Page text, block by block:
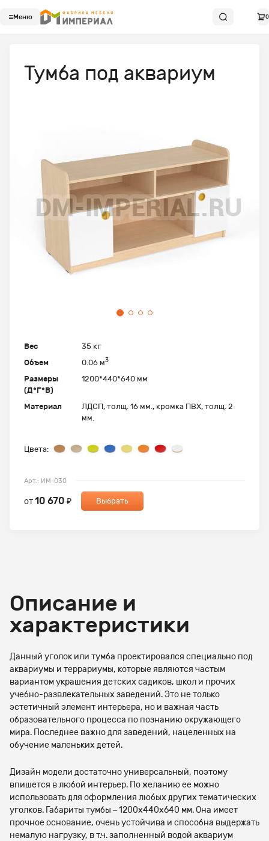
Меню 0
Вес
35 кг
Объем
0.06 м3
Размеры
(Д*Г*В)
1200*440*640 мм
Материал
ЛДСП, толщ. 16 мм., кромка ПВХ, толщ. 2
мм.
Цвета:
Арт.: ИМ-030
от10 670 ₽ Выбрать
Тумба под аквариум
Описание и
характеристики
Данный уголок или тумба проектировался специально под
аквариумы и террариумы, которые являются частым
вариантом украшения детских садиков, школ и прочих
учебно-развлекательных заведений. Это не только
эстетичный элемент интерьера, но и важная часть
образовательного процесса по познанию окружающего
мира. Последнее важно для заведений, нацеленных на
обучение маленьких детей.
Дизайн модели достаточно универсальный, поэтому
впишется в любой интерьер. По желанию ее можно
использовать для оформления любых других тематических
уголков. Габариты тумбы – 1200х440х640 мм. Она имеет
прочное основание, очень устойчива и способна выдержать
немалую нагрузку, в т.ч. заполненный водой аквариум